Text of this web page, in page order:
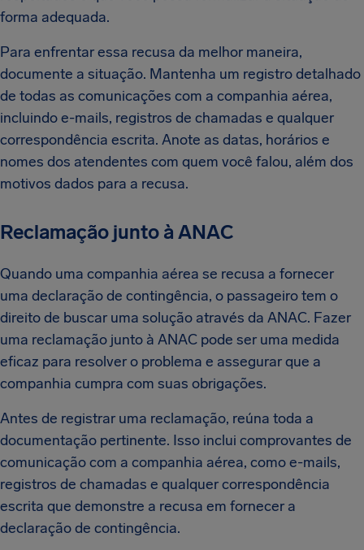
forma adequada.
Para enfrentar essa recusa da melhor maneira,
documente a situação. Mantenha um registro detalhado
de todas as comunicações com a companhia aérea,
incluindo e-mails, registros de chamadas e qualquer
correspondência escrita. Anote as datas, horários e
nomes dos atendentes com quem você falou, além dos
motivos dados para a recusa.
Reclamação junto à ANAC
Quando uma companhia aérea se recusa a fornecer
uma declaração de contingência, o passageiro tem o
direito de buscar uma solução através da ANAC. Fazer
uma reclamação junto à ANAC pode ser uma medida
eficaz para resolver o problema e assegurar que a
companhia cumpra com suas obrigações.
Antes de registrar uma reclamação, reúna toda a
documentação pertinente. Isso inclui comprovantes de
comunicação com a companhia aérea, como e-mails,
registros de chamadas e qualquer correspondência
escrita que demonstre a recusa em fornecer a
declaração de contingência.